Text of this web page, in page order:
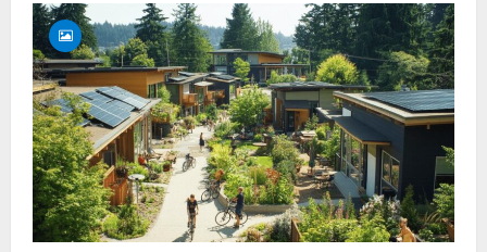
BOI
aux
Textes
officiels
de
la
Loi
Pinel
:
Tout
comprendre
sur
vos
devoirs
de
bailleur